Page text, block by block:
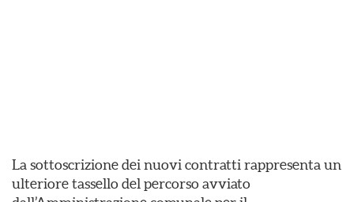
La sottoscrizione dei nuovi contratti rappresenta un
ulteriore tassello del percorso avviato